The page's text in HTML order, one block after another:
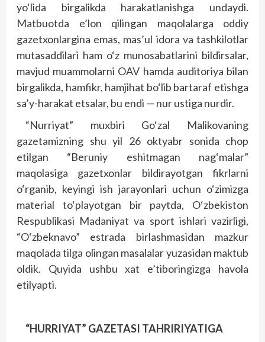
yo‘lida birgalikda harakatlanishga undaydi.
Matbuotda e’lon qilingan maqolalarga oddiy
gazetxonlargina emas, mas’ul idora va tashkilotlar
mutasaddilari ham o‘z munosabatlarini bildirsalar,
mavjud muammolarni OAV hamda auditoriya bilan
birgalikda, hamfikr, hamjihat bo‘lib bartaraf etishga
sa’y-harakat etsalar, bu endi — nur ustiga nurdir.
“Nurriyat” muxbiri Go‘zal Malikovaning
gazetamizning shu yil 26 oktyabr sonida chop
etilgan “Beruniy eshitmagan nag‘malar”
maqolasiga gazetxonlar bildirayotgan fikrlarni
o‘rganib, keyingi ish jarayonlari uchun o‘zimizga
material to‘playotgan bir paytda, O‘zbekiston
Respublikasi Madaniyat va sport ishlari vazirligi,
“O‘zbeknavo” estrada birlashmasidan mazkur
maqolada tilga olingan masalalar yuzasidan maktub
oldik. Quyida ushbu xat e’tiboringizga havola
etilyapti.
“HURRIYAT” GAZETASI TAHRIRIYATIGA